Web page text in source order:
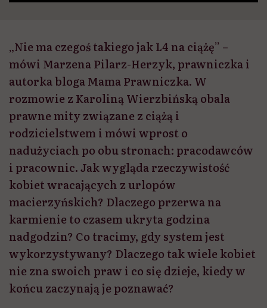
„Nie ma czegoś takiego jak L4 na ciążę” –
mówi Marzena Pilarz-Herzyk, prawniczka i
autorka bloga Mama Prawniczka. W
rozmowie z Karoliną Wierzbińską obala
prawne mity związane z ciążą i
rodzicielstwem i mówi wprost o
nadużyciach po obu stronach: pracodawców
i pracownic. Jak wygląda rzeczywistość
kobiet wracających z urlopów
macierzyńskich? Dlaczego przerwa na
karmienie to czasem ukryta godzina
nadgodzin? Co tracimy, gdy system jest
wykorzystywany? Dlaczego tak wiele kobiet
nie zna swoich praw i co się dzieje, kiedy w
końcu zaczynają je poznawać?